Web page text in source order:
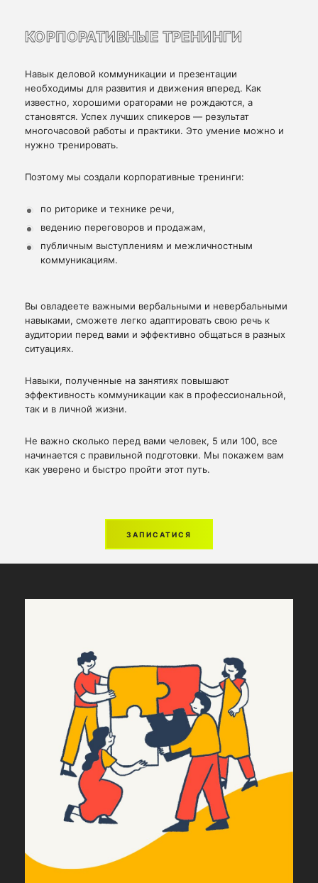
КОРПОРАТИВНЫЕ ТРЕНИНГИ
Навык деловой коммуникации и презентации
необходимы для развития и движения вперед. Как
известно, хорошими ораторами не рождаются, а
становятся. Успех лучших спикеров — результат
многочасовой работы и практики. Это умение можно и
нужно тренировать.
Поэтому мы создали корпоративные тренинги:
по риторике и технике речи,
ведению переговоров и продажам,
публичным выступлениям и межличностным
коммуникациям.
Вы овладеете важными вербальными и невербальными
навыками, сможете легко адаптировать свою речь к
аудитории перед вами и эффективно общаться в разных
ситуациях.
Навыки, полученные на занятиях повышают
эффективность коммуникации как в профессиональной,
так и в личной жизни.
Не важно сколько перед вами человек, 5 или 100, все
начинается с правильной подготовки. Мы покажем вам
как уверено и быстро пройти этот путь.
ЗАПИСАТИСЯ